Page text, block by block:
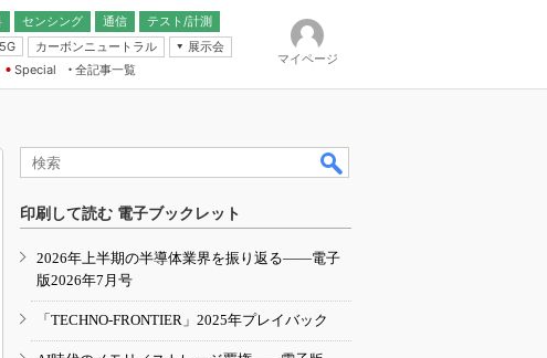
センシング
通信
テスト/計測
5G カーボンニュートラル
展示会
ジコンピューティング
FRONTIER
ま展
Special
全記事一覧
マイページ
印刷して読む 電子ブックレット
2026年上半期の半導体業界を振り返る――電子
版2026年7月号
「TECHNO-FRONTIER」2025年プレイバック